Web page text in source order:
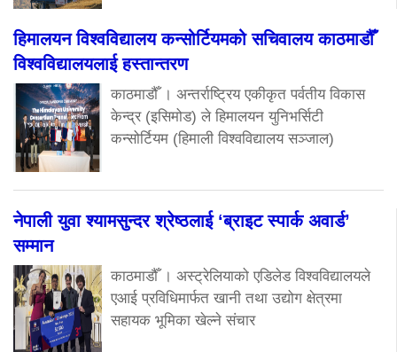
हिमालयन विश्वविद्यालय कन्सोर्टियमको सचिवालय काठमाडौँ
विश्वविद्यालयलाई हस्तान्तरण
काठमाडौँ । अन्तर्राष्ट्रिय एकीकृत पर्वतीय विकास
केन्द्र (इसिमोड) ले हिमालयन युनिभर्सिटी
कन्सोर्टियम (हिमाली विश्वविद्यालय सञ्जाल)
नेपाली युवा श्यामसुन्दर श्रेष्ठलाई ‘ब्राइट स्पार्क अवार्ड’
सम्मान
काठमाडौँ । अस्ट्रेलियाको एडिलेड विश्वविद्यालयले
एआई प्रविधिमार्फत खानी तथा उद्योग क्षेत्रमा
सहायक भूमिका खेल्ने संचार